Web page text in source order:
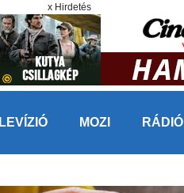
x Hirdetés
MOZI RÁDIÓ